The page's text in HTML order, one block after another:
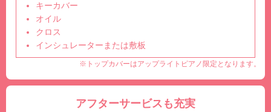
キーカバー
オイル
クロス
インシュレーターまたは敷板
※トップカバーはアップライトピアノ限定となります。
アフターサービスも充実